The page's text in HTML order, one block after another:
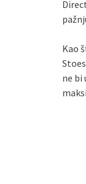
Kao
ne bi